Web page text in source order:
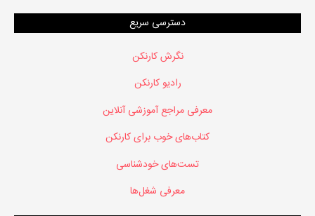
دسترسی سریع
نگرش کارنکن
رادیو کارنکن
معرفی مراجع آموزشی آنلاین
کتاب‌های خوب برای کارنکن
تست‌های خودشناسی
معرفی شغل‌ها